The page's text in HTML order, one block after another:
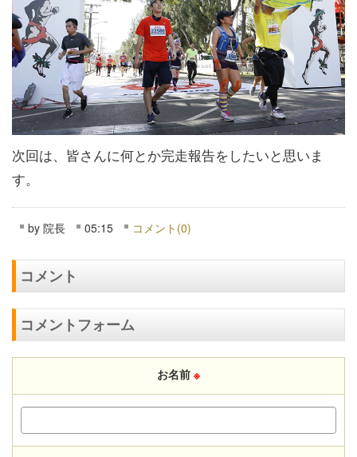
次回は、皆さんに何とか完走報告をしたいと思いま
す。
by 院長 05:15 コメント(0)
コメント
コメントフォーム
お名前 ※